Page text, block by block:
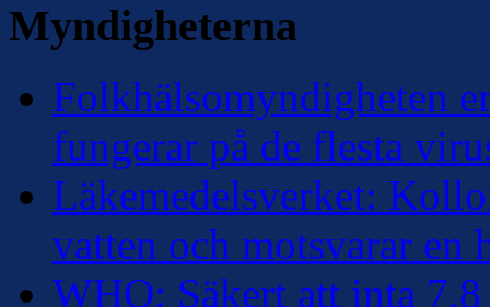
Myndigheterna
Folkhälsomyndigheten
fungerar på de flesta
Läkemedelsverket:
vatten och motsvarar en
WHO: Säkert att inta